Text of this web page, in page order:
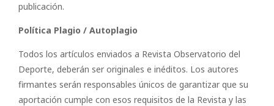
publicación.
Política Plagio / Autoplagio
Todos los artículos enviados a Revista Observatorio del
Deporte, deberán ser originales e inéditos. Los autores
firmantes serán responsables únicos de garantizar que su
aportación cumple con esos requisitos de la Revista y las